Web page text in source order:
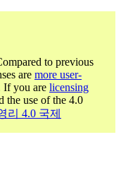
to previous
are more user-
If you are licensing
the use of the 4.0
리 4.0 국제